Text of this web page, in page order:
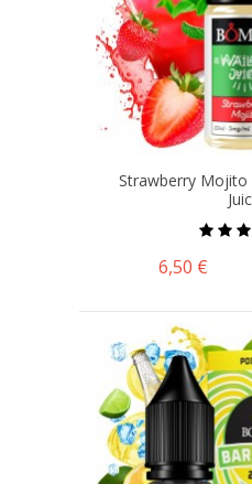
Strawberry Mojito
Precio
6,50 €